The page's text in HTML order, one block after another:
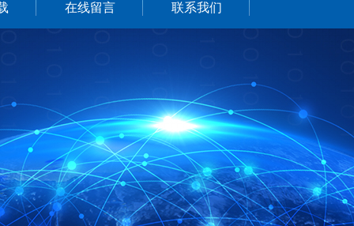
在线留言 联系我们